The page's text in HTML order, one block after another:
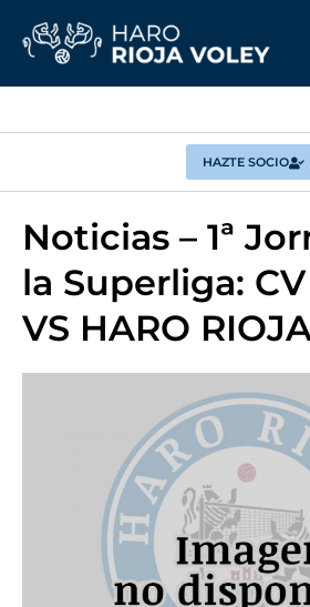
HAZTE SOCIO
Noticias – 1ª
la Superliga: CV
VS HARO